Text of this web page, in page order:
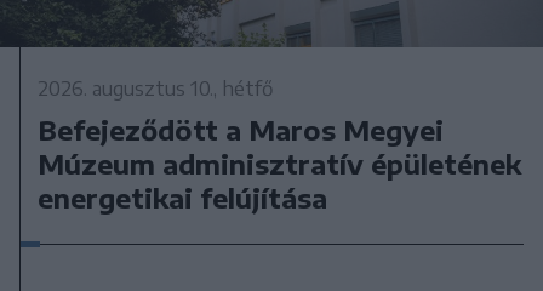
2026. augusztus 10., hétfő
Befejeződött a Maros Megyei
Múzeum adminisztratív épületének
energetikai felújítása